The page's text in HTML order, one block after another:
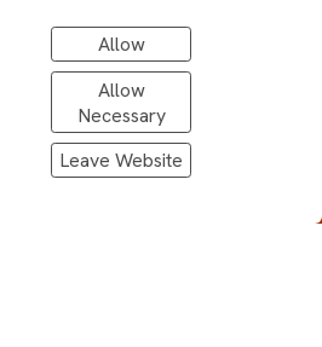
Allow
Allow
Necessary
Leave Website